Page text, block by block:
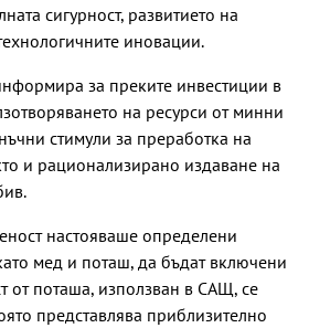
сигурност, развитието на
иновации.
за преките инвестиции в
на ресурси от минни
стимули за преработка на
и рационализирано издаване на
настояваше определени
мед и поташ, да бъдат включени
от поташа, използван в САЩ, се
представлява приблизително